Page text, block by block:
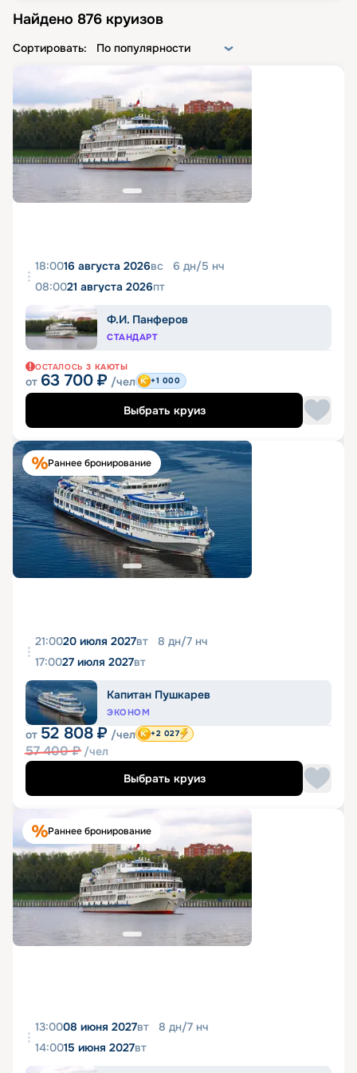
Найдено 876 круизов
Сортировать: По популярности
18:0016 августа 2026вс 6 дн/5 нч
08:0021 августа 2026пт
Ф.И. Панферов
СТАНДАРТ
ОСТАЛОСЬ 3 КАЮТЫ
от 63 700 ₽ /чел +1 000
Выбрать круиз
Раннее бронирование
21:0020 июля 2027вт 8 дн/7 нч
17:0027 июля 2027вт
Капитан Пушкарев
ЭКОНОМ
от 52 808 ₽ /чел
57 400₽ /чел
+2 027
Выбрать круиз
Раннее бронирование
13:0008 июня 2027вт 8 дн/7 нч
14:0015 июня 2027вт